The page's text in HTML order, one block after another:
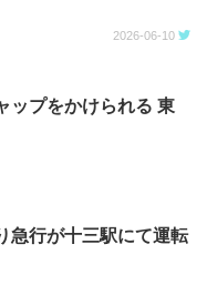
2026-06-10
ップをかけられる 東
急行が十三駅にて運転